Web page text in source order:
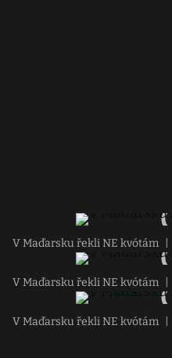
V Maďarsku řekli NE kvótám
V Maďarsku řekli NE kvótám
V Maďarsku řekli NE kvótám